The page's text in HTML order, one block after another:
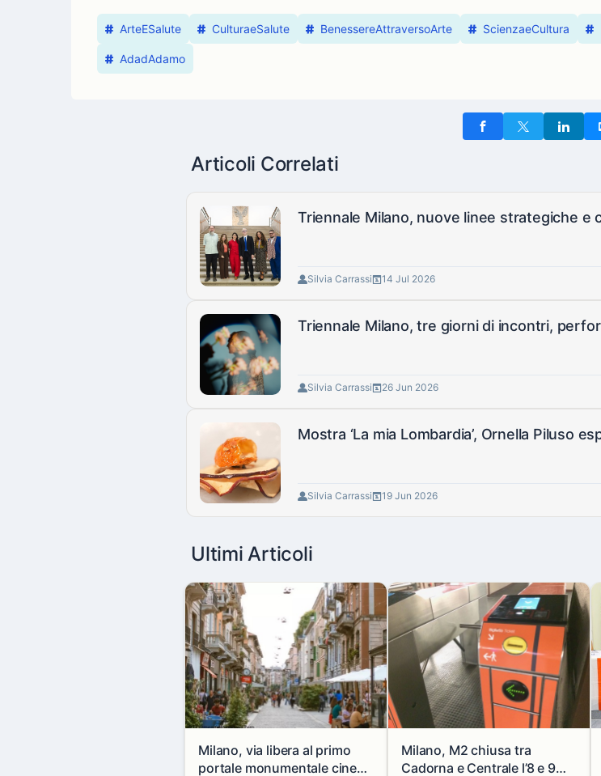
ArteESalute CulturaeSalute BenessereAttraversoArte ScienzaeCultura
AdadAdamo
Articoli Correlati
Triennale Milano, nuove linee strategiche
Silvia Carrassi 14 Jul 2026
Triennale Milano, tre giorni di incontri,
Silvia Carrassi 26 Jun 2026
Mostra ‘La mia Lombardia’, Ornella Piluso
Silvia Carrassi 19 Jun 2026
Ultimi Articoli
Milano, via libera al primo
portale monumentale cinese
Milano, M2 chiusa tra
Cadorna e Centrale l’8 e 9